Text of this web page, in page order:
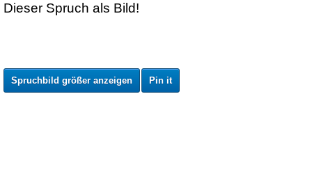
Dieser Spruch als Bild!
Spruchbild größer anzeigen Pin it